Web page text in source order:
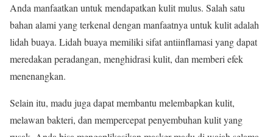
Anda manfaatkan untuk mendapatkan kulit mulus. Salah satu
bahan alami yang terkenal dengan manfaatnya untuk kulit adalah
lidah buaya. Lidah buaya memiliki sifat antiinflamasi yang dapat
meredakan peradangan, menghidrasi kulit, dan memberi efek
menenangkan.
Selain itu, madu juga dapat membantu melembapkan kulit,
melawan bakteri, dan mempercepat penyembuhan kulit yang